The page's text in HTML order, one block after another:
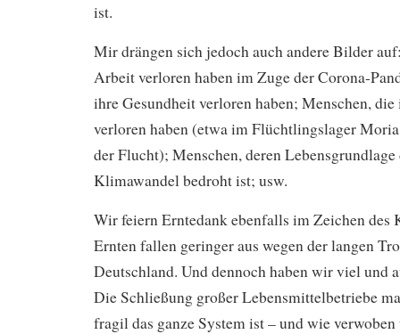
ist.
Mir drängen sich jedoch auch andere Bilder
Arbeit verloren haben im Zuge der Corona-
ihre Gesundheit verloren haben; Menschen,
verloren haben (etwa im Flüchtlingslager
der Flucht); Menschen, deren Lebensgrundlage
Klimawandel bedroht ist; usw.
Wir feiern Erntedank ebenfalls im Zeichen des
Ernten fallen geringer aus wegen der langen
Deutschland. Und dennoch haben wir viel und
Die Schließung großer Lebensmittelbetriebe
fragil das ganze System ist – und wie